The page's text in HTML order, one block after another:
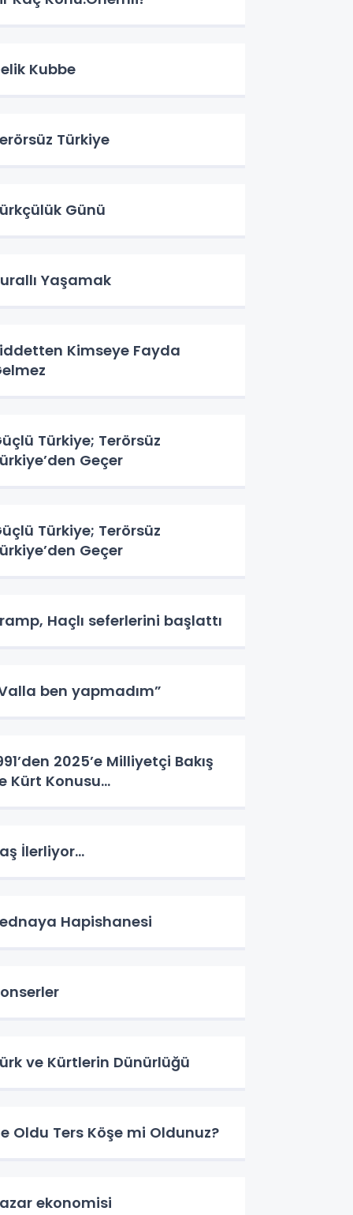
Kubbe
Türkiye
Günü
Yaşamak
Kimseye Fayda
Türkiye; Terörsüz
Geçer
Türkiye; Terörsüz
Geçer
Haçlı seferlerini başlattı
ben yapmadım”
2025’e Milliyetçi Bakış
Kürt Konusu…
İlerliyor…
Hapishanesi
ve Kürtlerin Dünürlüğü
Oldu Ters Köşe mi Oldunuz?
ekonomisi